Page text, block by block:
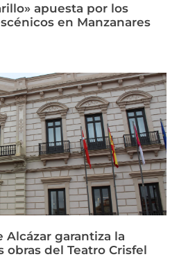
apuesta por los
en Manzanares
garantiza la
obras del Teatro Crisfel